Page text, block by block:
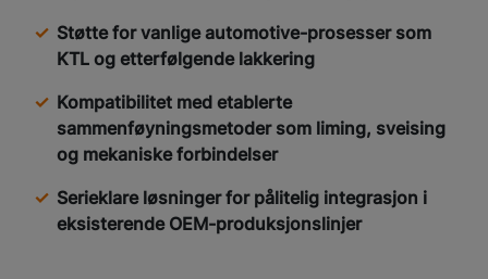
Støtte for vanlige automotive-prosesser som
KTL og etterfølgende lakkering
Kompatibilitet med etablerte
sammenføyningsmetoder som liming, sveising
og mekaniske forbindelser
Serieklare løsninger for pålitelig integrasjon i
eksisterende OEM-produksjonslinjer